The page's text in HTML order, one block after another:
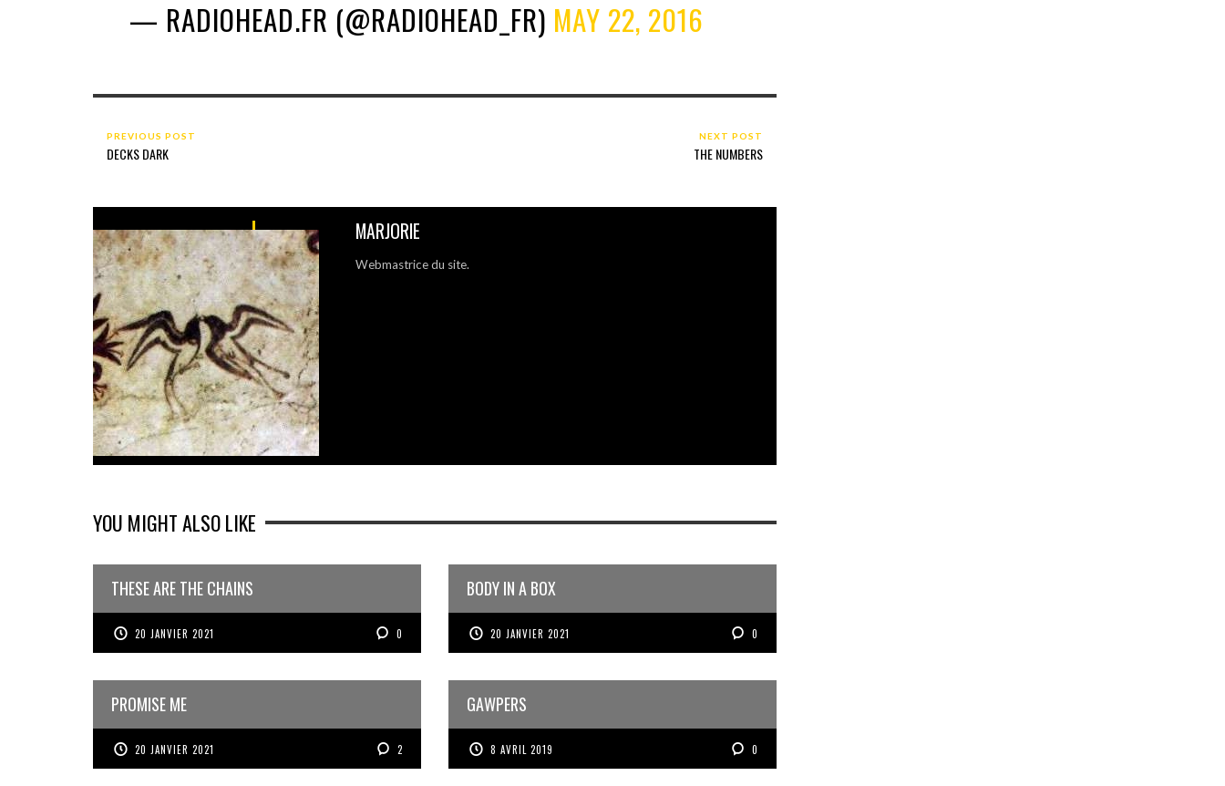
— RADIOHEAD.FR (@RADIOHEAD_FR) MAY 22, 2016
PREVIOUS POST
DECKS DARK
NEXT POST
THE NUMBERS
MARJORIE
Webmastrice du site.
YOU MIGHT ALSO LIKE
THESE ARE THE CHAINS
20 JANVIER 2021 0
BODY IN A BOX
20 JANVIER 2021 0
PROMISE ME
20 JANVIER 2021 2
GAWPERS
8 AVRIL 2019 0